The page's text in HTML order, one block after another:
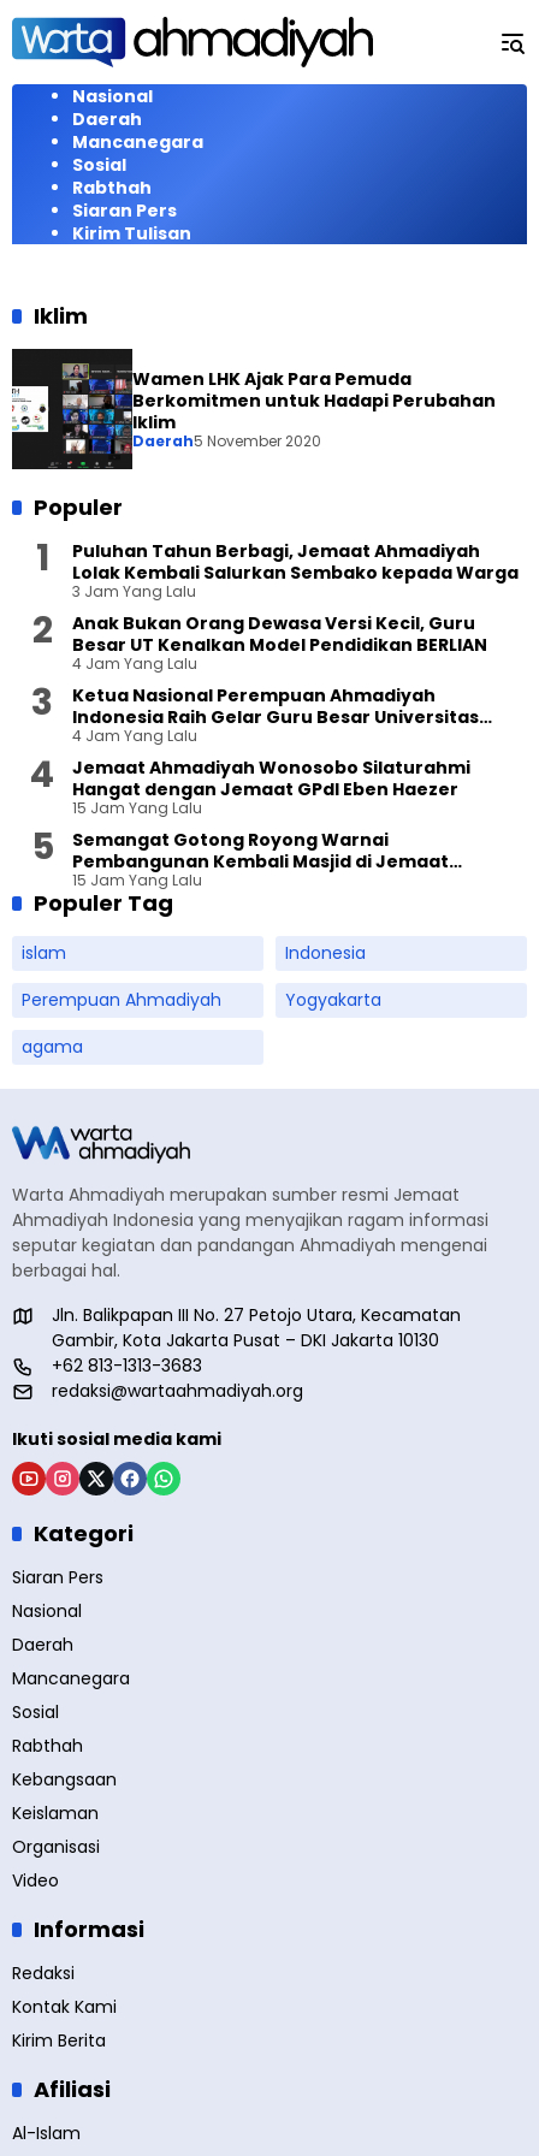
Langsung
konten
Nasional
Daerah
Mancanegara
Sosial
Rabthah
Siaran Pers
Kirim Tulisan
Iklim
Wamen LHK Ajak Para Pemuda
Berkomitmen untuk Hadapi Perubahan
Iklim
Daerah5 November 2020
Populer
Puluhan Tahun Berbagi, Jemaat Ahmadiyah
Lolak Kembali Salurkan Sembako kepada Warga
3 Jam Yang Lalu
Anak Bukan Orang Dewasa Versi Kecil, Guru
Besar UT Kenalkan Model Pendidikan BERLIAN
4 Jam Yang Lalu
Ketua Nasional Perempuan Ahmadiyah
Indonesia Raih Gelar Guru Besar Universitas
Terbuka
4 Jam Yang Lalu
Jemaat Ahmadiyah Wonosobo Silaturahmi
Hangat dengan Jemaat GPdI Eben Haezer
15 Jam Yang Lalu
Semangat Gotong Royong Warnai
Pembangunan Kembali Masjid di Jemaat
Ahmadiyah Sukapura
15 Jam Yang Lalu
Populer Tag
islam
Indonesia
Perempuan Ahmadiyah
Yogyakarta
agama
Warta Ahmadiyah merupakan sumber resmi Jemaat
Ahmadiyah Indonesia yang menyajikan ragam informasi
seputar kegiatan dan pandangan Ahmadiyah mengenai
berbagai hal.
Jln. Balikpapan III No. 27 Petojo Utara, Kecamatan
Gambir, Kota Jakarta Pusat – DKI Jakarta 10130
+62 813-1313-3683
redaksi@wartaahmadiyah.org
Ikuti sosial media kami
Kategori
Siaran Pers
Nasional
Daerah
Mancanegara
Sosial
Rabthah
Kebangsaan
Keislaman
Organisasi
Video
Informasi
Redaksi
Kontak Kami
Kirim Berita
Afiliasi
Al-Islam